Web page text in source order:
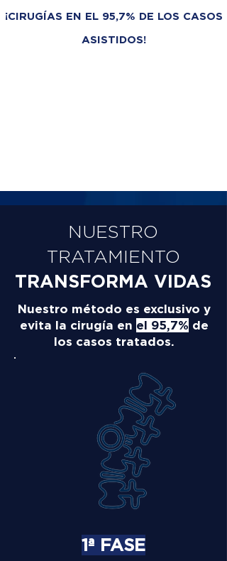
¡CIRUGÍAS EN EL 95,7% DE LOS CASOS
ASISTIDOS!
NUESTRO
TRATAMIENTO
TRANSFORMA VIDAS
Nuestro método es exclusivo y
evita la cirugía en el 95,7% de
los casos tratados.
1ª FASE